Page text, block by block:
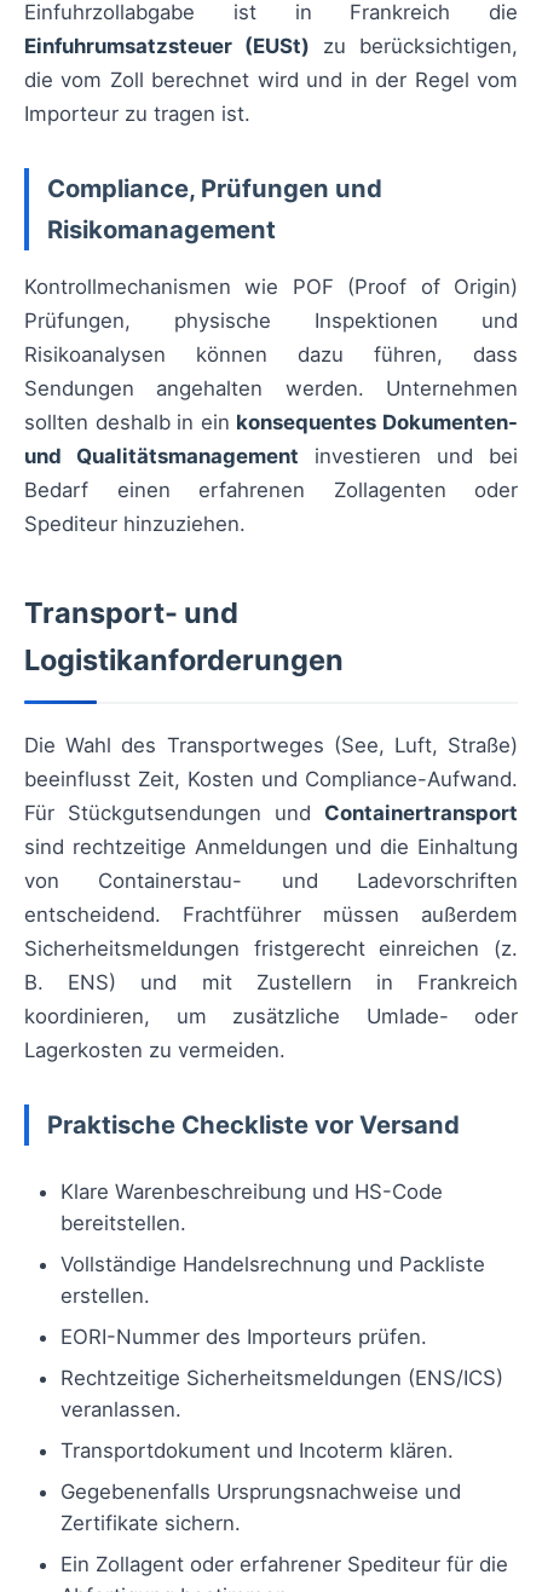
Einfuhrzollabgabe ist in Frankreich die
Einfuhrumsatzsteuer (EUSt) zu berücksichtigen,
die vom Zoll berechnet wird und in der Regel vom
Importeur zu tragen ist.
Compliance, Prüfungen und
Risikomanagement
Kontrollmechanismen wie POF (Proof of Origin)
Prüfungen, physische Inspektionen und
Risikoanalysen können dazu führen, dass
Sendungen angehalten werden. Unternehmen
sollten deshalb in ein konsequentes Dokumenten-
und Qualitätsmanagement investieren und bei
Bedarf einen erfahrenen Zollagenten oder
Spediteur hinzuziehen.
Transport- und
Logistikanforderungen
Die Wahl des Transportweges (See, Luft, Straße)
beeinflusst Zeit, Kosten und Compliance-Aufwand.
Für Stückgutsendungen und Containertransport
sind rechtzeitige Anmeldungen und die Einhaltung
von Containerstau- und Ladevorschriften
entscheidend. Frachtführer müssen außerdem
Sicherheitsmeldungen fristgerecht einreichen (z.
B. ENS) und mit Zustellern in Frankreich
koordinieren, um zusätzliche Umlade- oder
Lagerkosten zu vermeiden.
Praktische Checkliste vor Versand
Klare Warenbeschreibung und HS-Code
bereitstellen.
Vollständige Handelsrechnung und Packliste
erstellen.
EORI-Nummer des Importeurs prüfen.
Rechtzeitige Sicherheitsmeldungen (ENS/ICS)
veranlassen.
Transportdokument und Incoterm klären.
Gegebenenfalls Ursprungsnachweise und
Zertifikate sichern.
Ein Zollagent oder erfahrener Spediteur für die